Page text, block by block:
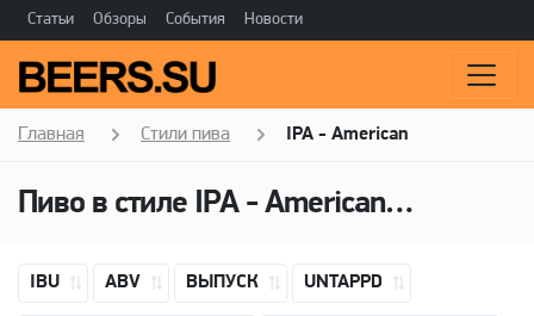
Статьи Обзоры События Новости
Главная Стили пива IPA - American
Пиво в стиле IPA - American
IBU ABV ВЫПУСК UNTAPPD